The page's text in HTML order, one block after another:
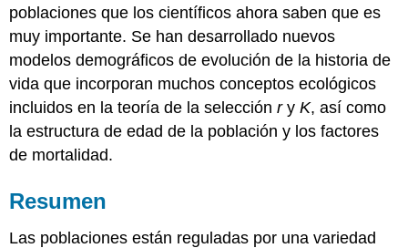
poblaciones que los científicos ahora saben que es
muy importante. Se han desarrollado nuevos
modelos demográficos de evolución de la historia de
vida que incorporan muchos conceptos ecológicos
incluidos en la teoría de la selecciónryK, así como
la estructura de edad de la población y los factores
de mortalidad.
Resumen
Las poblaciones están reguladas por una variedad